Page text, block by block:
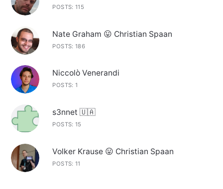
POSTS: 115
Nate Graham 😛 Christian Spaan
POSTS: 186
Niccolò Venerandi
POSTS: 1
s3nnet 🇺🇦
POSTS: 15
Volker Krause 😛 Christian Spaan
POSTS: 11